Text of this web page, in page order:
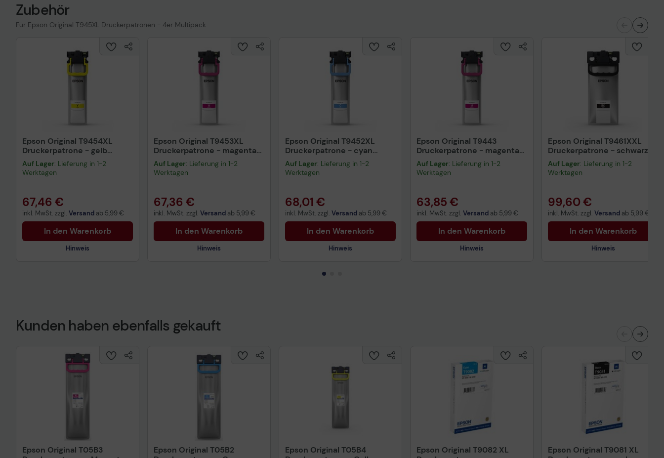
Zubehör
Für Epson Original T945XL Druckerpatronen - 4er Multipack
Epson Original T9454XL
Druckerpatrone - gelb
(C13T945440)
Auf Lager: Lieferung in 1-2
Werktagen
67,46 €
inkl. MwSt. zzgl. Versand ab 5,99 €
In den Warenkorb
Hinweis
Epson Original T9453XL
Druckerpatrone - magenta
(C13T945340)
Auf Lager: Lieferung in 1-2
Werktagen
67,36 €
inkl. MwSt. zzgl. Versand ab 5,99 €
In den Warenkorb
Hinweis
Epson Original T9452XL
Druckerpatrone - cyan
(C13T945240)
Auf Lager: Lieferung in 1-2
Werktagen
68,01 €
inkl. MwSt. zzgl. Versand ab 5,99 €
In den Warenkorb
Hinweis
Epson Original T9443
Druckerpatrone - magenta
(C13T944340)
Auf Lager: Lieferung in 1-2
Werktagen
63,85 €
inkl. MwSt. zzgl. Versand ab 5,99 €
In den Warenkorb
Hinweis
Epson Original T9461XXL
Druckerpatrone - schwarz
(C13T946140)
Auf Lager: Lieferung in 1-2
Werktagen
99,60 €
inkl. MwSt. zzgl. Versand ab 5,99 €
In den Warenkorb
Hinweis
Kunden haben ebenfalls gekauft
Epson Original T05B3
Epson Original T05B2
Epson Original T05B4
Epson Original T9082 XL
Epson Original T9081 XL